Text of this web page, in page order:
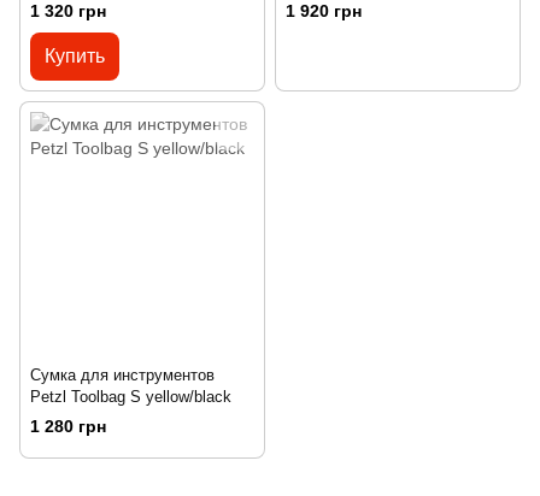
1 320 грн
Купить
1 920 грн
Сумка для инструментов
Petzl Toolbag S yellow/black
1 280 грн